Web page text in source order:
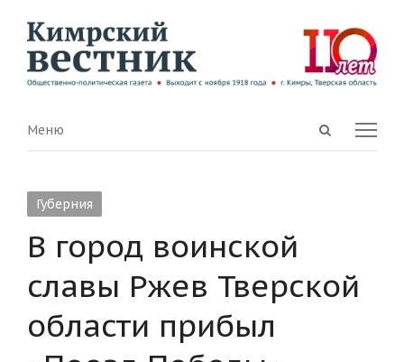
Open
Menu
Меню
Губерния
В город воинской
славы Ржев Тверской
области прибыл